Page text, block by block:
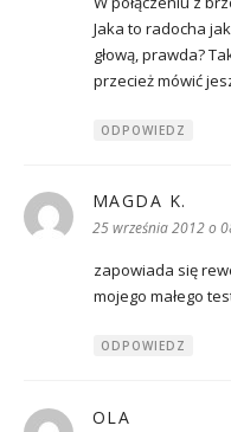
Jaka to radocha
głową, prawda?
przecież mówić
ODPOWIEDZ
MAGDA K.
25 września 2012 o
zapowiada się
mojego małego
ODPOWIEDZ
OLA